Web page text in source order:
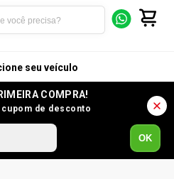
seu veículo
COMPRA!
de desconto
OK